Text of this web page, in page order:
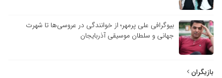
بیوگرافی علی پرمهر؛ از خوانندگی در عروسی‌ها تا شهرت
جهانی و سلطان موسیقی آذربایجان
بازیگران